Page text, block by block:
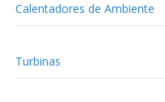
Calentadores de Ambiente
Turbinas